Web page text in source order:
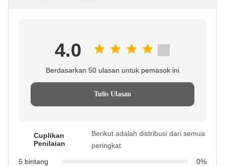
4.0
Berdasarkan 50 ulasan untuk pemasok ini
Tulis Ulasan
Cuplikan
Penilaian
Berikut adalah distribusi dari semua
peringkat
5 bintang
0%